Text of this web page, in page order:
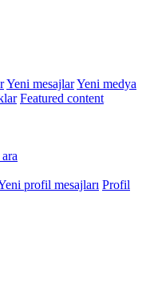
Yeni mesajlarYeni medya
Featured content
profil mesajları Profil